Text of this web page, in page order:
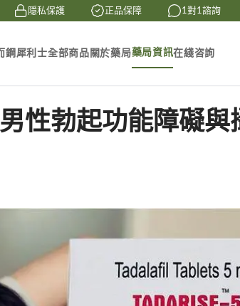
隱私保護 正品保障 1對1諮詢
鋼 犀利士全部商品 關於藥局藥局資訊在綫咨詢
性勃起功能障礙與